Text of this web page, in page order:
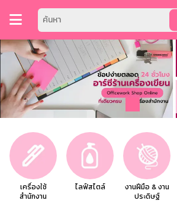
เครื่องใช้
สำนักงาน
ไลฟ์สไตล์
งานฝีมือ & งาน
ประดิษฐ์